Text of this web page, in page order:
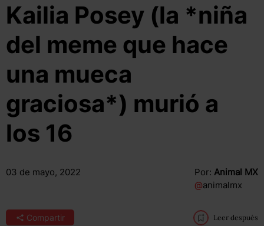
Kailia Posey (la *niña
del meme que hace
una mueca
graciosa*) murió a
los 16
03 de mayo, 2022 Por: Animal MX
@animalmx
Compartir Leer después